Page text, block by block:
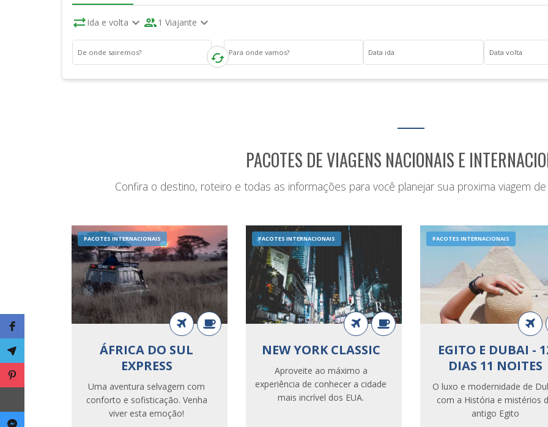
Sua próxima viagem está
sync_altIda e volta expand_more people1 Viajante expand_more
De onde sairemos? cached Para onde vamos? Data ida Data volta
PACOTES DE VIAGENS NACIONAIS E
Confira o destino, roteiro e todas as informações para você planejar sua proxima viagem
PACOTES INTERNACIONAIS
ÁFRICA DO SUL
EXPRESS
Uma aventura selvagem com
conforto e sofisticação. Venha
viver esta emoção!
PACOTES INTERNACIONAIS
NEW YORK CLASSIC
Aproveite ao máximo a
experiência de conhecer a cidade
mais incrível dos EUA.
PACOTES INTERNACIONAIS
EGITO E DUBAI -
DIAS 11 NOITES
O luxo e modernidade de
com a História e mistérios
antigo Egito